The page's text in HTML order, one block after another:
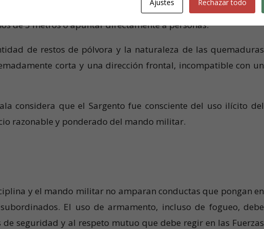
de seguridad:
El uso de munición de fogueo prohíbe
de 5 metros o apuntar directamente a personas.
de restos de pólvora y la naturaleza de las quemaduras
corta y una dirección frontal, incompatible con un
considera que el Sargento fue consciente del uso ilícito del
razonable y ponderado del mando militar.
y el mando militar no amparan conductas que pongan en
El uso de armamento, incluso de fogueo, debe
seguridad y al respeto mutuo que debe regir en las Fuerzas
Ajustes Rechazar todo